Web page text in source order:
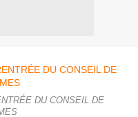
DU CONSEIL DE